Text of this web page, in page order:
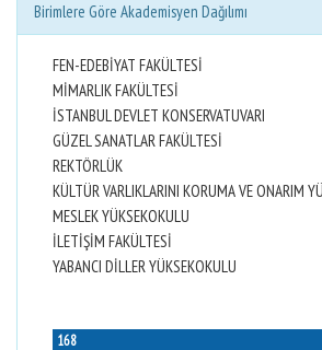
Birimlere Göre Akademisyen Dağılımı
FEN-EDEBİYAT FAKÜLTESİ
MİMARLIK FAKÜLTESİ
İSTANBUL DEVLET KONSERVATUVARI
GÜZEL SANATLAR FAKÜLTESİ
REKTÖRLÜK
KÜLTÜR VARLIKLARINI KORUMA VE ONARIM
MESLEK YÜKSEKOKULU
İLETİŞİM FAKÜLTESİ
YABANCI DİLLER YÜKSEKOKULU
168